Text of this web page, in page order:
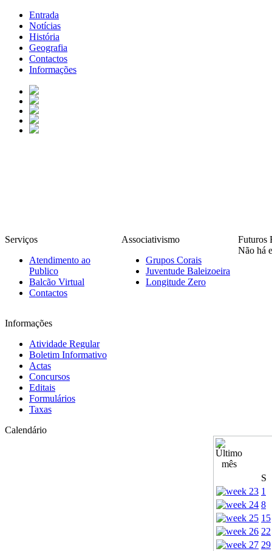
Entrada
Notícias
História
Geografia
Contactos
Informações
Serviços
Atendimento ao
Publico
Balcão Virtual
Contactos
Associativismo
Grupos Corais
Juventude Baleizoeira
Longitude Zero
Futuros
Não há
Informações
Atividade Regular
Boletim Informativo
Actas
Concursos
Editais
Formulários
Taxas
Calendário
S
1
8
15
22
29